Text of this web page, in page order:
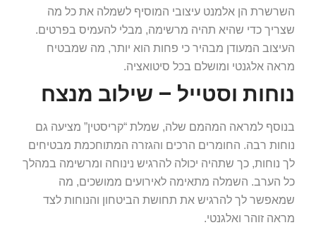
השרשרת הן אלמנט עיצובי המוסיף לשמלה את כל מה
שצריך כדי שהיא תהיה מרשימה, מבלי להעמיס בפרטים.
העיצוב המעודן מבהיר כי פחות הוא יותר, מה שמבטיח
מראה אלגנטי ומושלם בכל סיטואציה.
נוחות וסטייל – שילוב מנצח
בנוסף למראה המהמם שלה, שמלת “קריסטין” מציעה גם
נוחות רבה. החומרים הרכים והגזרה המתוחכמת מבטיחים
לך נוחות, כך שתהיה יכולה להרגיש נינוחה ומרשימה במהלך
כל הערב. השמלה מתאימה לאירועים ממושכים, מה
שמאפשר לך להרגיש את תחושת הביטחון והנוחות לצד
מראה זוהר ואלגנטי.